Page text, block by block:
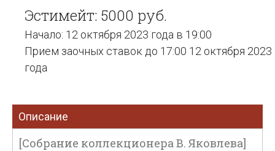
Эстимейт: 5000 руб.
Начало: 12 октября 2023 года в 19:00
Прием заочных ставок до 17:00 12 октября 2023
года
Описание
[Собрание коллекционера В. Яковлева]